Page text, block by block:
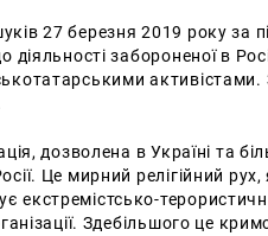
27 березня 2019 року за
забороненої в
дозволена в Україні та
Це мирний релігійний
екстремістсько-
Здебільшого це